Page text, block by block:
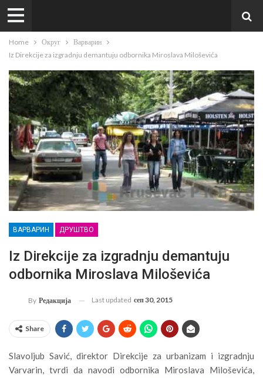
Home Округ
Варварин
Iz Direkcije za izgradnju demantuju odbornika Miroslava Miloševića
ВАРВАРИН ДРУШТВО
Iz Direkcije za izgradnju demantuju
odbornika Miroslava Miloševića
By Редакција Last updated сеп 30, 2015
Share
Slavoljub Savić, direktor Direkcije za urbanizam i izgradnju
Varvarin, tvrdi da navodi odbornika Miroslava Miloševića,